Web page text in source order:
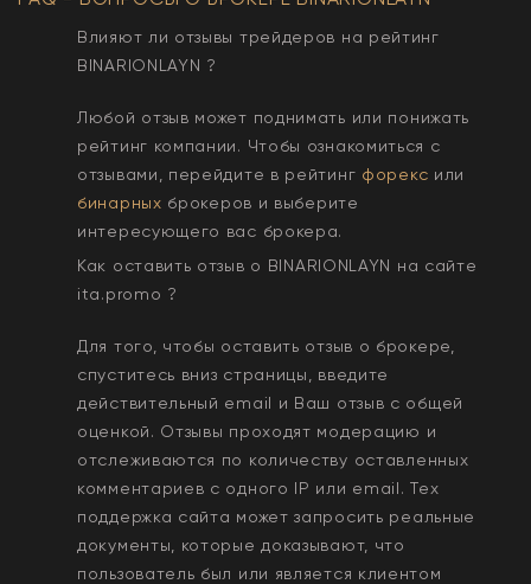
Влияют ли отзывы трейдеров на рейтинг
BINARIONLAYN ?
Любой отзыв может поднимать или понижать
рейтинг компании. Чтобы ознакомиться с
отзывами, перейдите в рейтинг форекс или
бинарных брокеров и выберите
интересующего вас брокера.
Как оставить отзыв о BINARIONLAYN на сайте
ita.promo ?
Для того, чтобы оставить отзыв о брокере,
спуститесь вниз страницы, введите
действительный email и Ваш отзыв с общей
оценкой. Отзывы проходят модерацию и
отслеживаются по количеству оставленных
комментариев с одного IP или email. Тех
поддержка сайта может запросить реальные
документы, которые доказывают, что
пользователь был или является клиентом